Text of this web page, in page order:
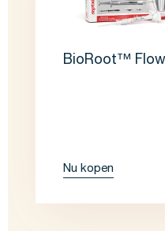
BioRoot™ Flow
Nu kopen